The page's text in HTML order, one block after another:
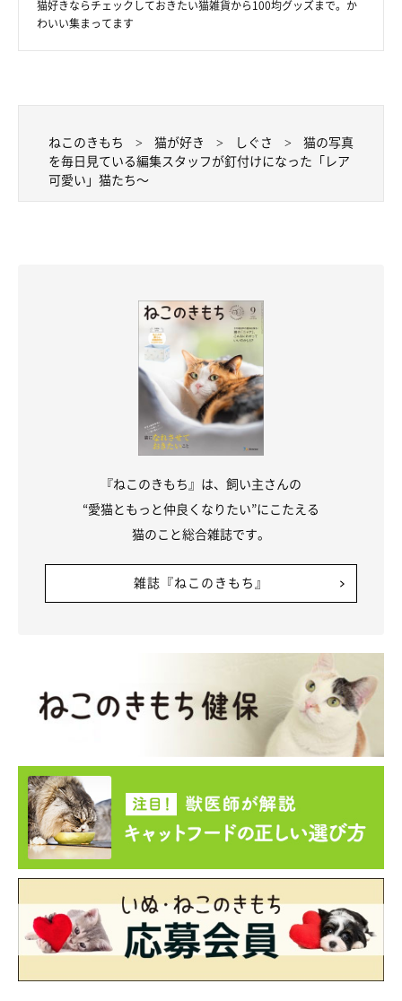
そしてもう１枚は～。
こちらもなんだかセクシー。
……弊誌、幅広めの年齢層でお送りしております（笑）。
＜番外編＞ナツ可愛い
猫好きならチェックしておきたい猫雑貨から100均グッズまで。か
わいい集まってます
ねこのきもち 猫が好き しぐさ
猫の写真
を毎日見ている編集スタッフが釘付けになった「レア
可愛い」猫たち～
『ねこのきもち』は、飼い主さんの
“愛猫ともっと仲良くなりたい”にこたえる
猫のこと総合雑誌です。
雑誌『ねこのきもち』